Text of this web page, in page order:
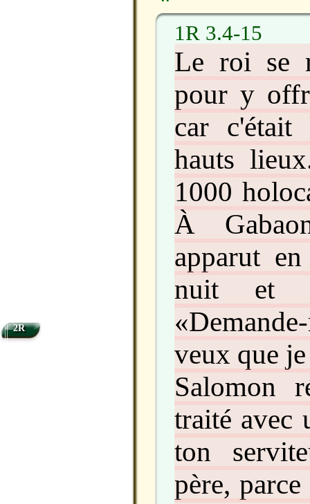
1R 3.4-15
Le roi se
pour y
car c'était
hauts
1000
À
apparut
nuit et
veux que
Salomon
traité avec
ton
père,
2R